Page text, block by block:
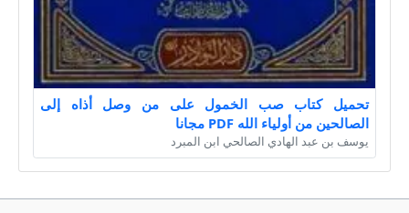
تحميل كتاب صب الخمول على من وصل أذاه إلى
الصالحين من أولياء الله PDF مجانا
يوسف بن عبد الهادي الصالحي ابن المبرد